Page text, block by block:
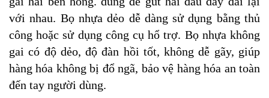
với nhau. Bọ nhựa dẻo dễ dàng sử dụng bằng thủ
công hoặc sử dụng công cụ hổ trợ. Bọ nhựa không
gai có độ dẻo, độ đàn hồi tốt, không dễ gãy, giúp
hàng hóa không bị đổ ngã, bảo vệ hàng hóa an toàn
đến tay người dùng.